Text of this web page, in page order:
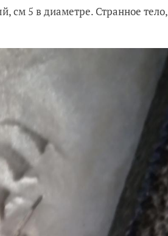
см 5 в диаметре. Странное тело,